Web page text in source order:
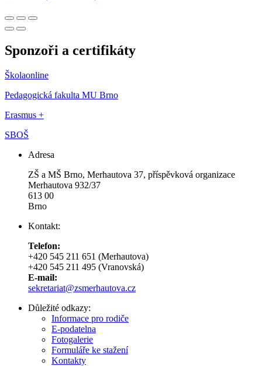
Sponzoři a certifikáty
Školaonline
Pedagogická fakulta MU Brno
Erasmus +
SBOŠ
Adresa
ZŠ a MŠ Brno, Merhautova 37, příspěvková organizace
Merhautova 932/37
613 00
Brno
Kontakt:
Telefon:
+420 545 211 651 (Merhautova)
+420 545 211 495 (Vranovská)
E-mail:
sekretariat@zsmerhautova.cz
Důležité odkazy:
Informace pro rodiče
E-podatelna
Fotogalerie
Formuláře ke stažení
Kontakty